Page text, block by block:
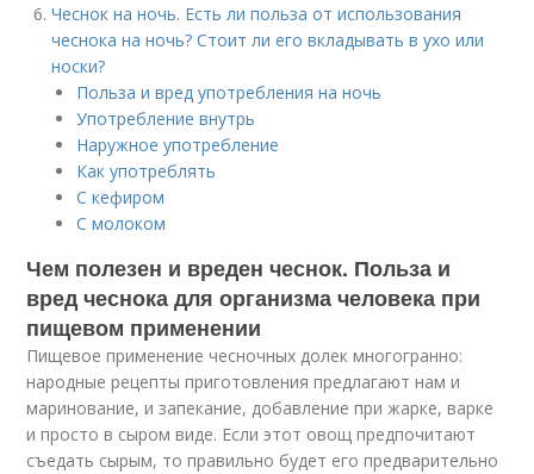
Чеснок на ночь. Есть ли польза от использования
чеснока на ночь? Стоит ли его вкладывать в ухо или
носки?
Польза и вред употребления на ночь
Употребление внутрь
Наружное употребление
Как употреблять
С кефиром
С молоком
Чем полезен и вреден чеснок. Польза и
вред чеснока для организма человека при
пищевом применении
Пищевое применение чесночных долек многогранно:
народные рецепты приготовления предлагают нам и
маринование, и запекание, добавление при жарке, варке
и просто в сыром виде. Если этот овощ предпочитают
съедать сырым, то правильно будет его предварительно